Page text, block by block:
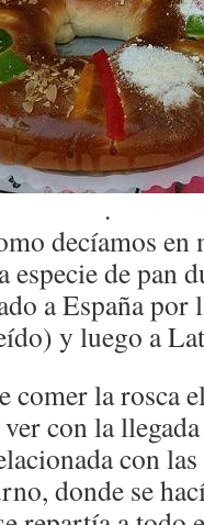
.
decíamos en
especie de pan
a España por
y luego a
comer la rosca
con la
con
donde se